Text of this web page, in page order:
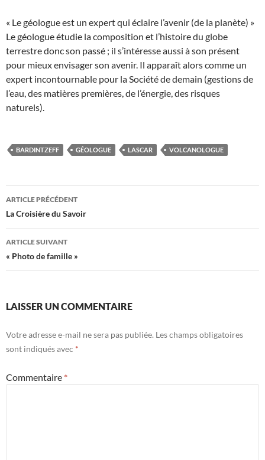
« Le géologue est un expert qui éclaire l’avenir (de la planète) »
Le géologue étudie la composition et l’histoire du globe
terrestre donc son passé ; il s’intéresse aussi à son présent
pour mieux envisager son avenir. Il apparaît alors comme un
expert incontournable pour la Société de demain (gestions de
l’eau, des matières premières, de l’énergie, des risques
naturels).
BARDINTZEFF GÉOLOGUE LASCAR VOLCANOLOGUE
Navigation
des
articles
ARTICLE PRÉCÉDENT
La Croisière du Savoir
ARTICLE SUIVANT
« Photo de famille »
LAISSER UN COMMENTAIRE
Votre adresse e-mail ne sera pas publiée. Les champs obligatoires
sont indiqués avec *
Commentaire *